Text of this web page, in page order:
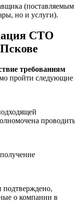
(поставляемым
но и услуги).
СТО
требованиям
пройти следующие
проводить
подтверждено,
о компании в